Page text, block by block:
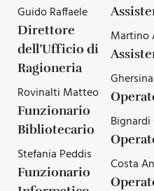
Guido Raffaele
Direttore
dell’Ufficio di
Ragioneria
Rovinalti Matteo
Funzionario
Bibliotecario
Stefania Peddis
Funzionario
Martino
Bignardi
Costa